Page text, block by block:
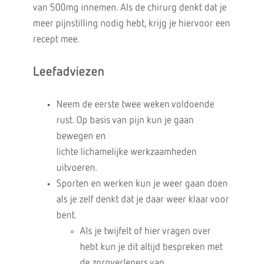
van 500mg innemen. Als de chirurg denkt dat je
meer pijnstilling nodig hebt, krijg je hiervoor een
recept mee.
Leefadviezen
Neem de eerste twee weken voldoende
rust. Op basis van pijn kun je gaan
bewegen en
lichte lichamelijke werkzaamheden
uitvoeren.
Sporten en werken kun je weer gaan doen
als je zelf denkt dat je daar weer klaar voor
bent.
Als je twijfelt of hier vragen over
hebt kun je dit altijd bespreken met